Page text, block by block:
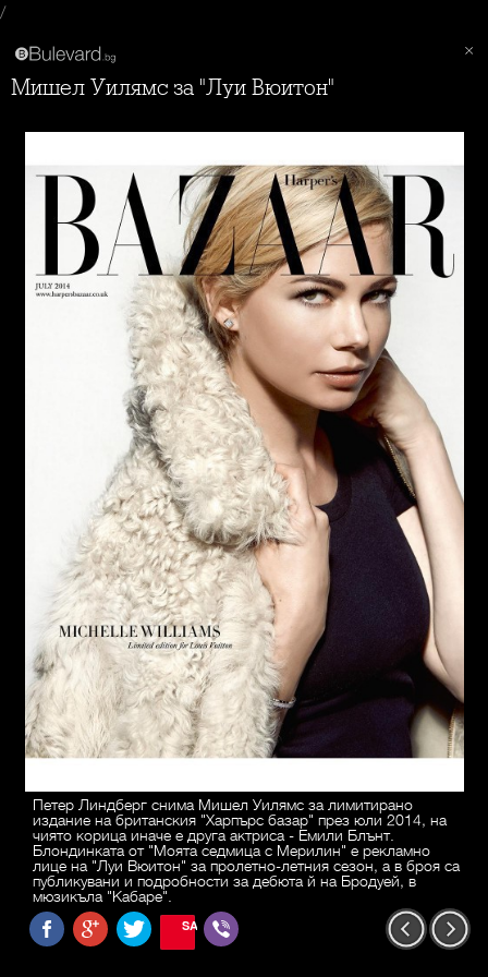
/
Мишел Уилямс за "Луи Вюитон"
Петер Линдберг снима Мишел Уилямс за лимитирано
издание на британския "Харпърс базар" през юли 2014, на
чиято корица иначе е друга актриса - Емили Блънт.
Блондинката от "Моята седмица с Мерилин" е рекламно
лице на "Луи Вюитон" за пролетно-летния сезон, а в броя са
публикувани и подробности за дебюта й на Бродуей, в
мюзикъла "Кабаре".
SAVE